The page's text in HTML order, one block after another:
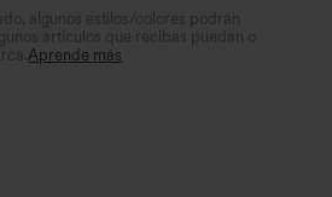
algunos estilos/colores podrán
artículos que recibas puedan o
Aprende más